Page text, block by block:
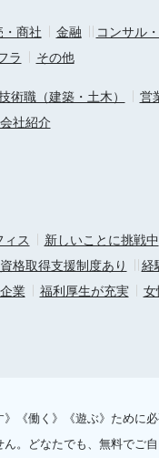
・商社 金融
コンサル
ラ
その他
術職（建築・土木）
営
会社紹介
ィス
新しいことに挑戦中
資格取得支援制度あり
経
業 福利厚生が充実
女
《働く》《遊ぶ》ために
。どなたでも、無料でご